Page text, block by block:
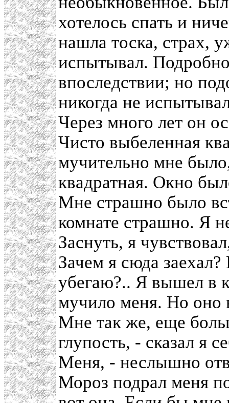
хотелось спать и
нашла тоска, страх,
испытывал.
впоследствии; но
никогда не
Через много лет он
Чисто выбеленная
мучительно мне
квадратная. Окно
Мне страшно было
комнате страшно. Я
Заснуть, я
Зачем я сюда заехал?
убегаю?.. Я вышел в
мучило меня. Но оно
Мне так же, еще
глупость, - сказал я
Меня, - неслышно
Мороз подрал меня